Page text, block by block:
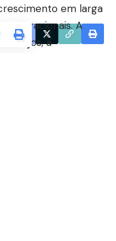
em larga
operacionais. A
a